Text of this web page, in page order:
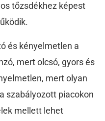
tőzsdékhez képest
és kényelmetlen a
mert olcsó, gyors és
mert olyan
szabályozott piacokon
mellett lehet